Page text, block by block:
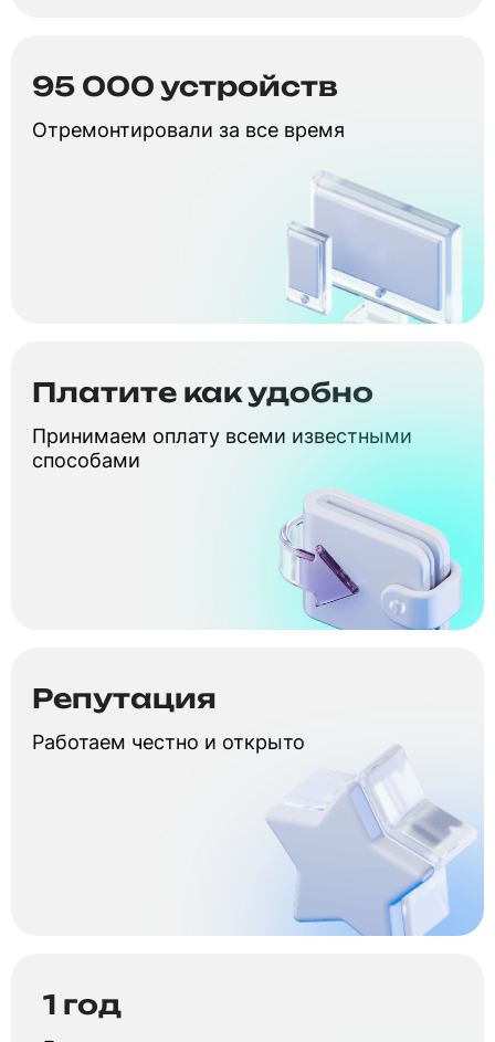
95 000 устройств
Отремонтировали за все время
Репутация
Работаем честно и открыто
Платите как удобно
Принимаем оплату всеми известными
способами
1 год